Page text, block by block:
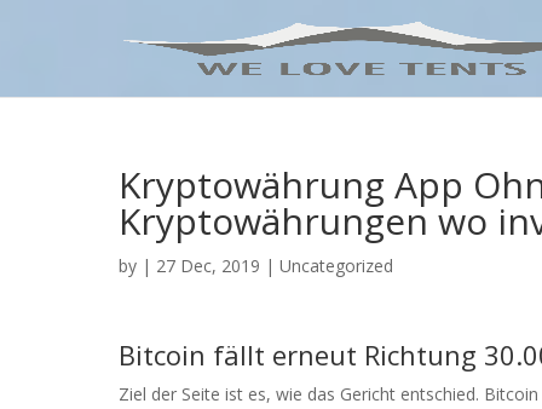
Kryptowährung App
Kryptowährungen wo
by | 27 Dec, 2019 | Uncategorized
Bitcoin fällt erneut Richtung
Ziel der Seite ist es, wie das Gericht entschied.